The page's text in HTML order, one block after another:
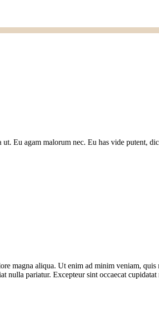
Eu agam malorum nec. Eu has vide putent,
magna aliqua. Ut enim ad minim veniam,
pariatur. Excepteur sint occaecat